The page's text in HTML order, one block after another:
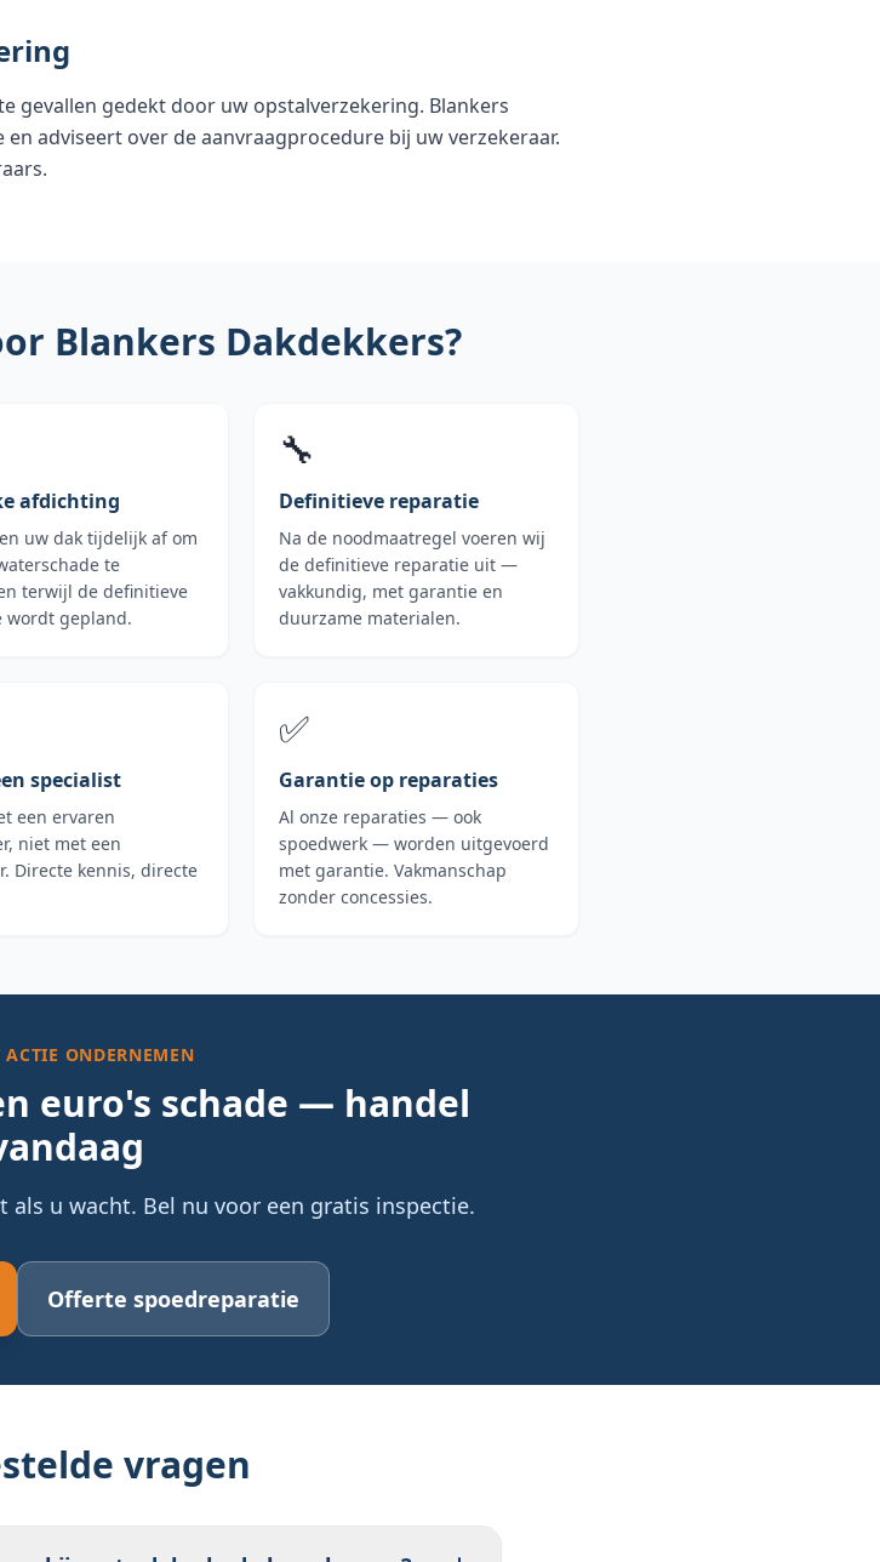
gevallen gedekt door uw opstalverzekering. Blankers
adviseert over de aanvraagprocedure bij uw verzekeraar.
Blankers Dakdekkers?
afdichting
uw dak tijdelijk af om
te
terwijl de definitieve
wordt gepland.
🔧
Definitieve reparatie
Na de noodmaatregel voeren wij
de definitieve reparatie uit —
vakkundig, met garantie en
duurzame materialen.
specialist
een ervaren
niet met een
Directe kennis, directe
✅
Garantie op reparaties
Al onze reparaties — ook
spoedwerk — worden uitgevoerd
met garantie. Vakmanschap
zonder concessies.
ACTIE ONDERNEMEN
euro's schade — handel
als u wacht. Bel nu voor een gratis inspectie.
Offerte spoedreparatie
vragen